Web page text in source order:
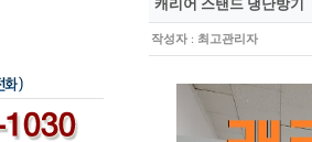
캐리어 스탠드 냉난방기
작성자 : 최고관리자